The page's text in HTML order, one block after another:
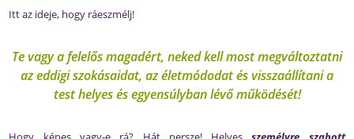
Itt az ideje, hogy ráeszmélj!
Te vagy a felelős magadért, neked kell most megváltoztatni
az eddigi szokásaidat, az életmódodat és visszaállítani a
test helyes és egyensúlyban lévő működését!